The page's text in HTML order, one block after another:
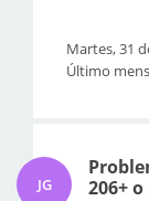
Martes, 31
Último
JG
206+